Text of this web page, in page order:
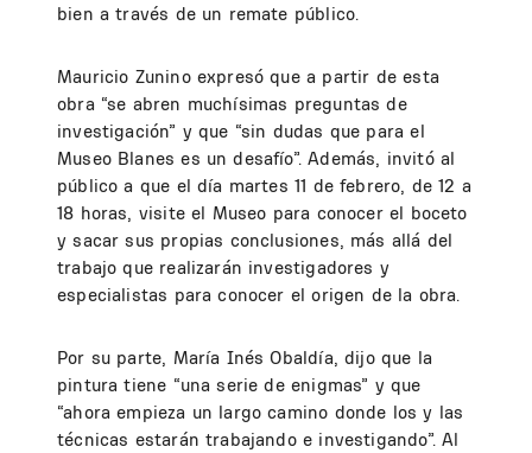
bien a través de un remate público.
Mauricio Zunino expresó que a partir de esta
obra “se abren muchísimas preguntas de
investigación” y que “sin dudas que para el
Museo Blanes es un desafío”. Además, invitó al
público a que el día martes 11 de febrero, de 12 a
18 horas, visite el Museo para conocer el boceto
y sacar sus propias conclusiones, más allá del
trabajo que realizarán investigadores y
especialistas para conocer el origen de la obra.
Por su parte, María Inés Obaldía, dijo que la
pintura tiene “una serie de enigmas” y que
“ahora empieza un largo camino donde los y las
técnicas estarán trabajando e investigando”. Al